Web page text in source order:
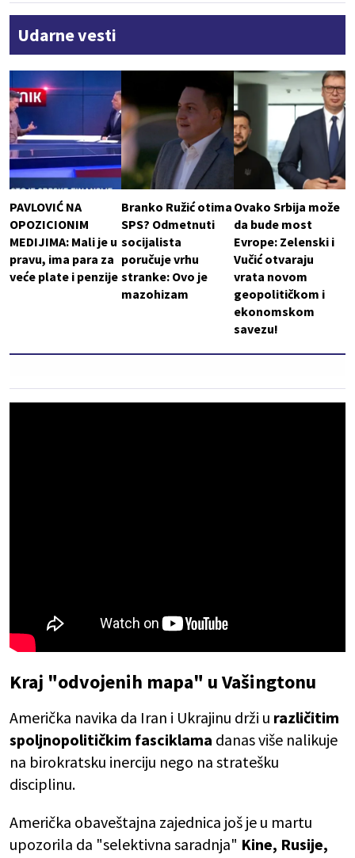
Udarne vesti
PAVLOVIĆ NA
OPOZICIONIM
MEDIJIMA: Mali je u
pravu, ima para za
veće plate i penzije
Branko Ružić otima
SPS? Odmetnuti
socijalista
poručuje vrhu
stranke: Ovo je
mazohizam
Ovako Srbija može
da bude most
Evrope: Zelenski i
Vučić otvaraju
vrata novom
geopolitičkom i
ekonomskom
savezu!
Kraj "odvojenih mapa" u Vašingtonu
Američka navika da Iran i Ukrajinu drži u različitim
spoljnopolitičkim fasciklama danas više nalikuje
na birokratsku inerciju nego na stratešku
disciplinu.
Američka obaveštajna zajednica još je u martu
upozorila da "selektivna saradnja" Kine, Rusije,